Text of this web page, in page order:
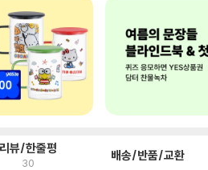
리뷰/한줄평
30 배송/반품/교환